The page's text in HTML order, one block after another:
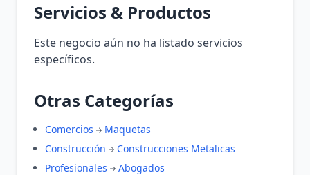
Servicios & Productos
Este negocio aún no ha listado servicios
específicos.
Otras Categorías
Comercios
Maquetas
Construcción
Construcciones Metalicas
Profesionales
Abogados